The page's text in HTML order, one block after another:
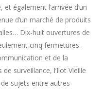
et également l’arrivée d’un
d’un marché de produits
Dix-huit ouvertures de
cinq fermetures.
et de la
surveillance, l’Ilot Vieille
sujets entre autres